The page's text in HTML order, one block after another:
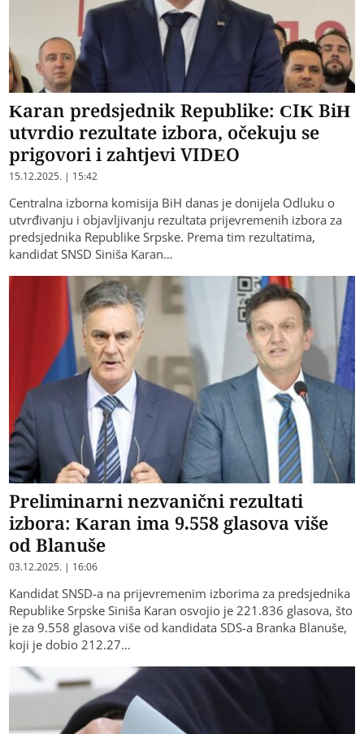
Karan predsjednik Republike: CIK BiH
utvrdio rezultate izbora, očekuju se
prigovori i zahtjevi VIDEO
15.12.2025. | 15:42
Centralna izborna komisija BiH danas je donijela Odluku o
utvrđivanju i objavljivanju rezultata prijevremenih izbora za
predsjednika Republike Srpske. Prema tim rezultatima,
kandidat SNSD Siniša Karan…
Preliminarni nezvanični rezultati
izbora: Karan ima 9.558 glasova više
od Blanuše
03.12.2025. | 16:06
Kandidat SNSD-a na prijevremenim izborima za predsjednika
Republike Srpske Siniša Karan osvojio je 221.836 glasova, što
je za 9.558 glasova više od kandidata SDS-a Branka Blanuše,
koji je dobio 212.27…